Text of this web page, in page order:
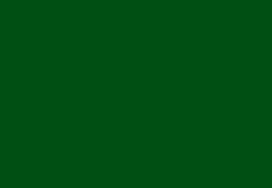
annan webbplats, öppnas i nytt